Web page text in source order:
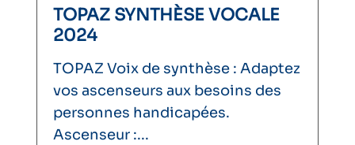
TOPAZ SYNTHÈSE VOCALE
2024
TOPAZ Voix de synthèse : Adaptez
vos ascenseurs aux besoins des
personnes handicapées.
Ascenseur :...